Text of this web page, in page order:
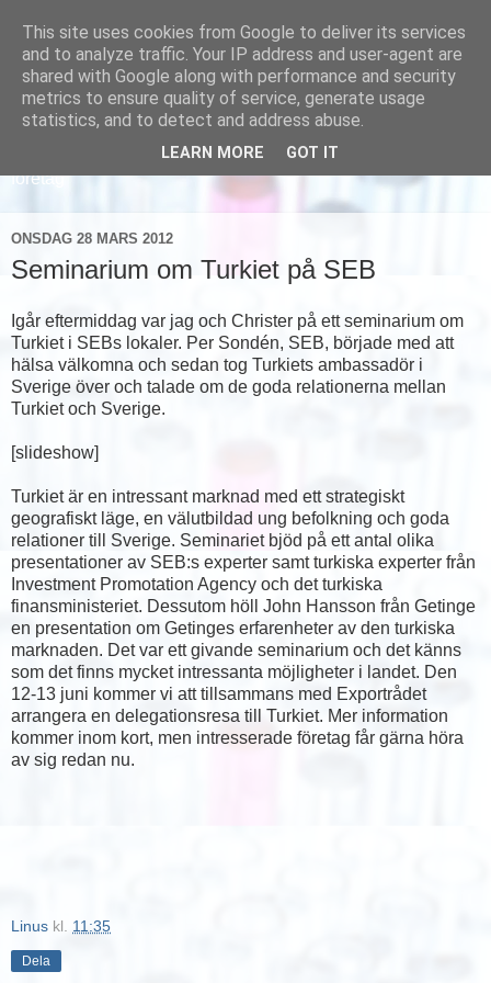
Läs om hur vi marknadsför svensk sjukvård och svenska
företag
ONSDAG 28 MARS 2012
Seminarium om Turkiet på SEB
Igår eftermiddag var jag och Christer på ett seminarium om
Turkiet i SEBs lokaler. Per Sondén, SEB, började med att
hälsa välkomna och sedan tog Turkiets ambassadör i
Sverige över och talade om de goda relationerna mellan
Turkiet och Sverige.
[slideshow]
Turkiet är en intressant marknad med ett strategiskt
geografiskt läge, en välutbildad ung befolkning och goda
relationer till Sverige. Seminariet bjöd på ett antal olika
presentationer av SEB:s experter samt turkiska experter från
Investment Promotation Agency och det turkiska
finansministeriet. Dessutom höll John Hansson från Getinge
en presentation om Getinges erfarenheter av den turkiska
marknaden. Det var ett givande seminarium och det känns
som det finns mycket intressanta möjligheter i landet. Den
12-13 juni kommer vi att tillsammans med Exportrådet
arrangera en delegationsresa till Turkiet. Mer information
kommer inom kort, men intresserade företag får gärna höra
av sig redan nu.
Linus kl. 11:35
Dela
This site uses cookies from Google to deliver its services
and to analyze traffic. Your IP address and user-agent are
shared with Google along with performance and security
metrics to ensure quality of service, generate usage
statistics, and to detect and address abuse.
LEARN MORE GOT IT